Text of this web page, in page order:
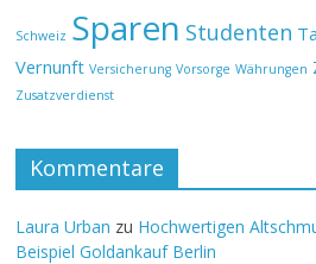
Schweiz Sparen Studenten
Vernunft Versicherung Vorsorge Währungen
Zusatzverdienst
Kommentare
Laura Urban zu Hochwertigen
Beispiel Goldankauf Berlin